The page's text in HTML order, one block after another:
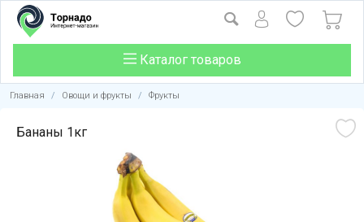
Каталог товаров
Главная / Овощи и фрукты / Фрукты
Бананы 1кг